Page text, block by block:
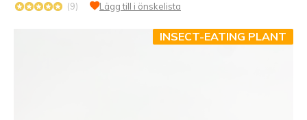
(9) Lägg till i önskelista
INSECT-EATING PLANT